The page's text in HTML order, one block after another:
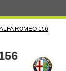
ROMEO 156